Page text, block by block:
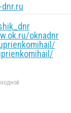
oknadnr